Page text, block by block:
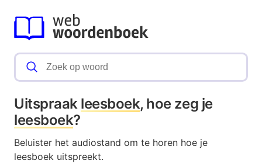
Uitspraak leesboek, hoe zeg je
leesboek?
Beluister het audiostand om te horen hoe je
leesboek uitspreekt.